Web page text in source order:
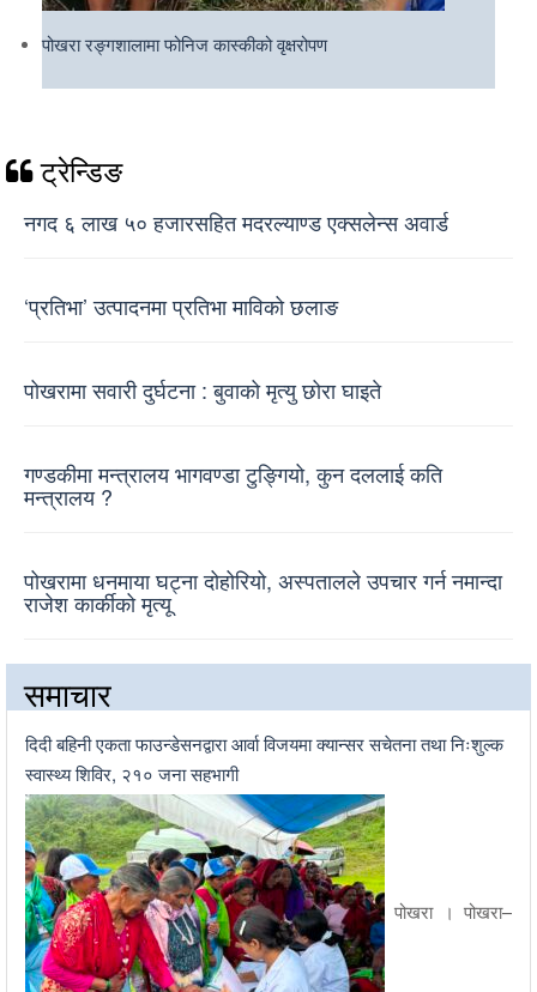
पोखरा रङ्गशालामा फोनिज कास्कीको वृक्षरोपण
ट्रेन्डिङ
नगद ६ लाख ५० हजारसहित मदरल्याण्ड एक्सलेन्स अवार्ड
‘प्रतिभा’ उत्पादनमा प्रतिभा माविको छलाङ
पोखरामा सवारी दुर्घटना : बुवाको मृत्यु छोरा घाइते
गण्डकीमा मन्त्रालय भागवण्डा टुङ्गियो, कुन दललाई कति
मन्त्रालय ?
पोखरामा धनमाया घट्ना दोहोरियो, अस्पतालले उपचार गर्न नमान्दा
राजेश कार्कीको मृत्यू
समाचार
दिदी बहिनी एकता फाउन्डेसनद्वारा आर्वा विजयमा क्यान्सर सचेतना तथा निःशुल्क
स्वास्थ्य शिविर, २१० जना सहभागी
पोखरा । पोखरा–